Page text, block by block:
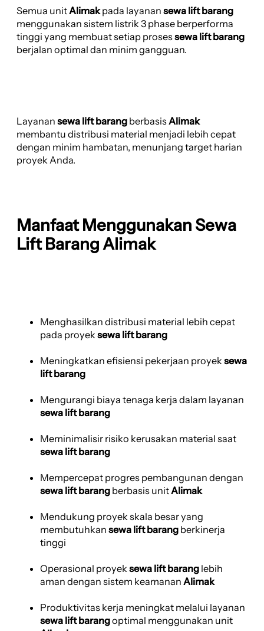
Semua unitAlimakpada layanan sewa lift barang
menggunakan sistem listrik 3 phase berperforma
tinggi yang membuat setiap prosessewa lift barang
berjalan optimal dan minim gangguan.
Layanan sewa lift barang berbasis Alimak
membantu distribusi material menjadi lebih cepat
dengan minim hambatan, menunjang target harian
proyek Anda.
Manfaat Menggunakan Sewa
Lift Barang Alimak
Menghasilkan distribusi material lebih cepat
pada proyek sewa lift barang
Meningkatkan efisiensi pekerjaan proyek sewa
lift barang
Mengurangi biaya tenaga kerja dalam layanan
sewa lift barang
Meminimalisir risiko kerusakan material saat
sewa lift barang
Mempercepat progres pembangunan dengan
sewa lift barang berbasis unit Alimak
Mendukung proyek skala besar yang
membutuhkan sewa lift barang berkinerja
tinggi
Operasional proyek sewa lift barang lebih
aman dengan sistem keamanan Alimak
Produktivitas kerja meningkat melalui layanan
sewa lift barangoptimal menggunakan unit